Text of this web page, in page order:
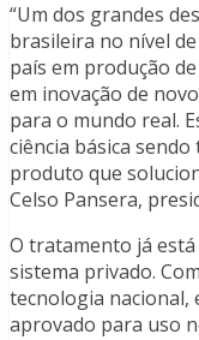
“Um dos grandes
brasileira no nível
país em produção
em inovação de
para o mundo real.
ciência básica
produto que
Celso Pansera,
O tratamento já
sistema privado.
tecnologia nacional,
aprovado para uso